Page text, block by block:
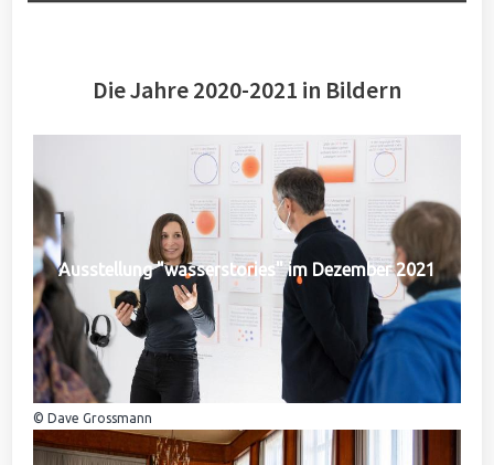
Die Jahre 2020-2021 in Bildern
Ausstellung "wasserstories" im Dezember 2021
© Dave Grossmann